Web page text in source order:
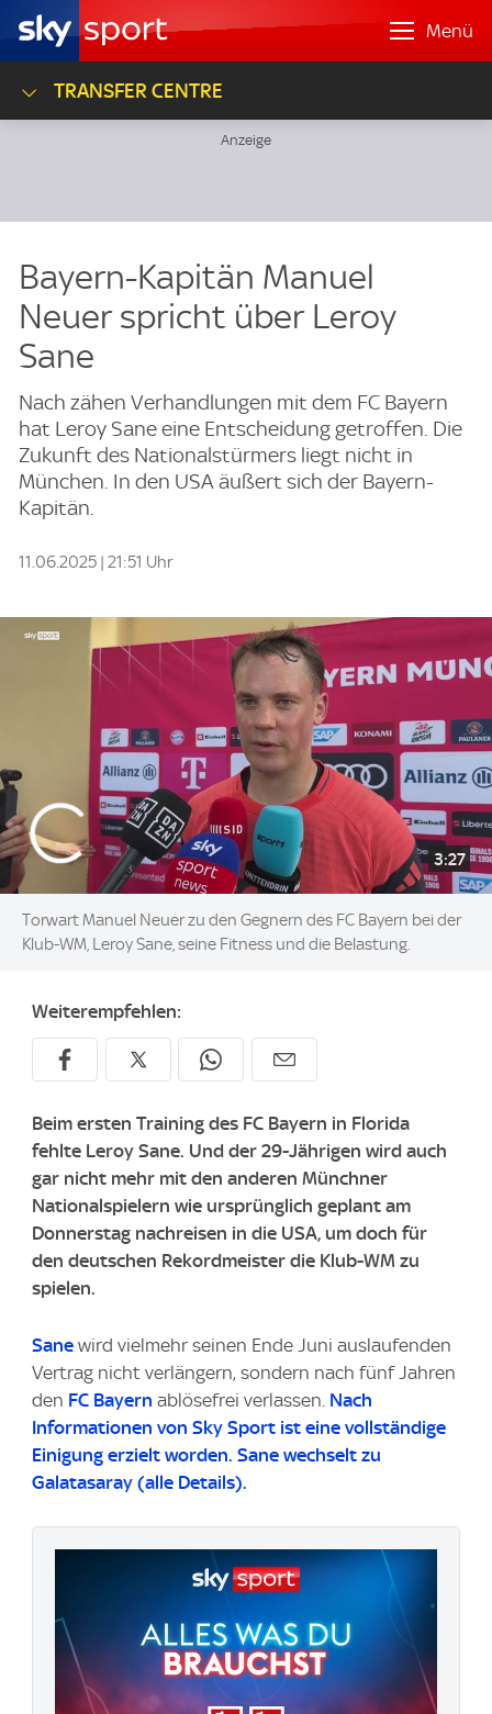
Menü
TRANSFER CENTRE
Bayern-Kapitän Manuel
Neuer spricht über Leroy
Sane
Nach zähen Verhandlungen mit dem FC Bayern
hat Leroy Sane eine Entscheidung getroffen. Die
Zukunft des Nationalstürmers liegt nicht in
München. In den USA äußert sich der Bayern-
Kapitän.
11.06.2025 | 21:51 Uhr
3:27
Torwart Manuel Neuer zu den Gegnern des FC Bayern bei der
Klub-WM, Leroy Sane, seine Fitness und die Belastung.
Weiterempfehlen:
Beim ersten Training des FC Bayern in Florida
fehlte Leroy Sane. Und der 29-Jährigen wird auch
gar nicht mehr mit den anderen Münchner
Nationalspielern wie ursprünglich geplant am
Donnerstag nachreisen in die USA, um doch für
den deutschen Rekordmeister die Klub-WM zu
spielen.
Sane wird vielmehr seinen Ende Juni auslaufenden
Vertrag nicht verlängern, sondern nach fünf Jahren
den FC Bayern ablösefrei verlassen. Nach
Informationen von Sky Sport ist eine vollständige
Einigung erzielt worden. Sane wechselt zu
Galatasaray (alle Details).